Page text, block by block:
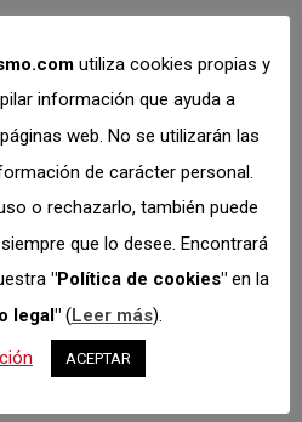
al
Regularidad,Resistencia,
de Tierra 2021: TCT Ajalvir
de Madrid pasa a 9-oct
(Tierra) 2021: TCT
TCT Ciudad
utiliza cookies propias y
información que ayuda a
web. No se utilizarán las
de carácter personal.
o rechazarlo, también puede
que lo desee. Encontrará
"Política de cookies"en la
legal"(Leer más).
ACEPTAR